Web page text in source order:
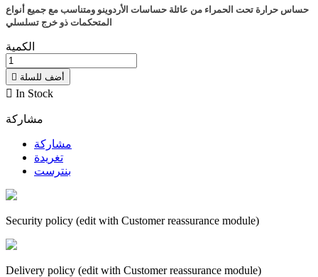
حساس حرارة تحت الحمراء من عائلة حساسات الأردوينو ومتناسب مع جميع أنواع
المتحكمات ذو خرج تسلسلي
الكمية
 أضف للسلة
 In Stock
مشاركة
مشاركة
تغريدة
بنترست
Security policy (edit with Customer reassurance module)
Delivery policy (edit with Customer reassurance module)